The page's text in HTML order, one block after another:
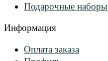
Подарочные наборы
Информация
Оплата заказа